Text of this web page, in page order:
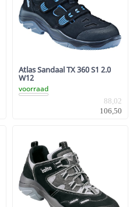
Atlas Sandaal TX 360 S1 2.0
W12
voorraad
88,02
106,50